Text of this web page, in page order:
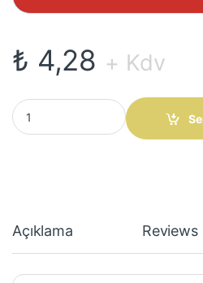
₺ 4,28 + Kdv
Kaifeng 3 lü 0 No 2.Kalite Yeşil
Açıklama Reviews